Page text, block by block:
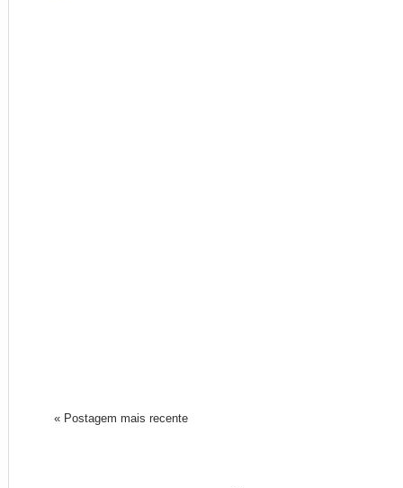
« Postagem mais recente